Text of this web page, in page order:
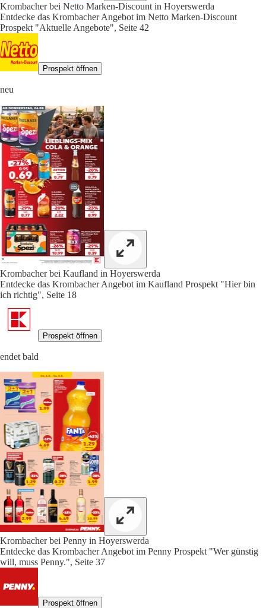
Krombacher bei Netto Marken-Discount in Hoyerswerda
Entdecke das Krombacher Angebot im Netto Marken-Discount
Prospekt "Aktuelle Angebote", Seite 42
Prospekt öffnen
neu
Krombacher bei Kaufland in Hoyerswerda
Entdecke das Krombacher Angebot im Kaufland Prospekt "Hier bin
ich richtig", Seite 18
Prospekt öffnen
endet bald
Krombacher bei Penny in Hoyerswerda
Entdecke das Krombacher Angebot im Penny Prospekt "Wer günstig
will, muss Penny.", Seite 37
Prospekt öffnen